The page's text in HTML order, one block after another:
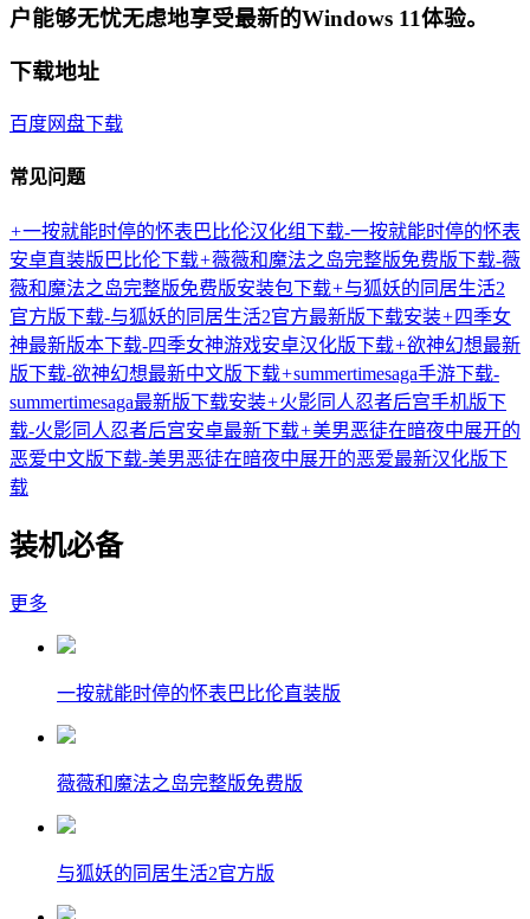
户能够无忧无虑地享受最新的Windows 11体验。
下载地址
百度网盘下载
常见问题
+一按就能时停的怀表巴比伦汉化组下载-一按就能时停的怀表
安卓直装版巴比伦下载+薇薇和魔法之岛完整版免费版下载-薇
薇和魔法之岛完整版免费版安装包下载+与狐妖的同居生活2
官方版下载-与狐妖的同居生活2官方最新版下载安装+四季女
神最新版本下载-四季女神游戏安卓汉化版下载+欲神幻想最新
版下载-欲神幻想最新中文版下载+summertimesaga手游下载-
summertimesaga最新版下载安装+火影同人忍者后宫手机版下
载-火影同人忍者后宫安卓最新下载+美男恶徒在暗夜中展开的
恶爱中文版下载-美男恶徒在暗夜中展开的恶爱最新汉化版下
载
装机必备
更多
一按就能时停的怀表巴比伦直装版
薇薇和魔法之岛完整版免费版
与狐妖的同居生活2官方版